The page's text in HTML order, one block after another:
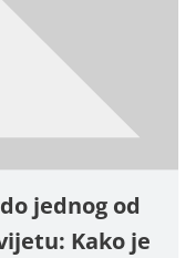
jednog od
Kako je